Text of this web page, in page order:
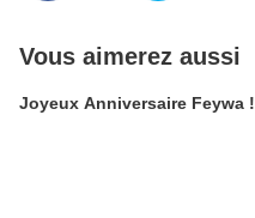
Vous aimerez aussi
Joyeux Anniversaire Feywa !